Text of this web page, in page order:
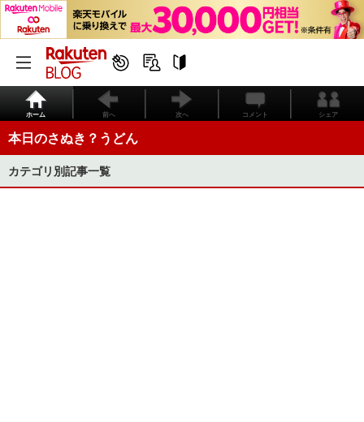
ホーム 前へ 次へ コメント シェア
本日のさぬき？うどん
カテゴリ別記事一覧